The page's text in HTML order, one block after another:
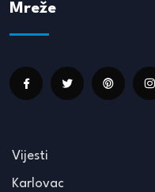
Mreže
Vijesti
Karlovac